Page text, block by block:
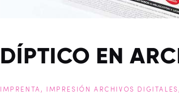
DÍPTICO EN
IMPRENTA , IMPRESIÓN ARCHIVOS DIGITALES